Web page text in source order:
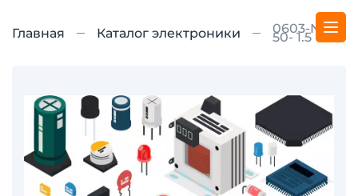
Главная Каталог электроники 0603-NP0-
50- 1.5